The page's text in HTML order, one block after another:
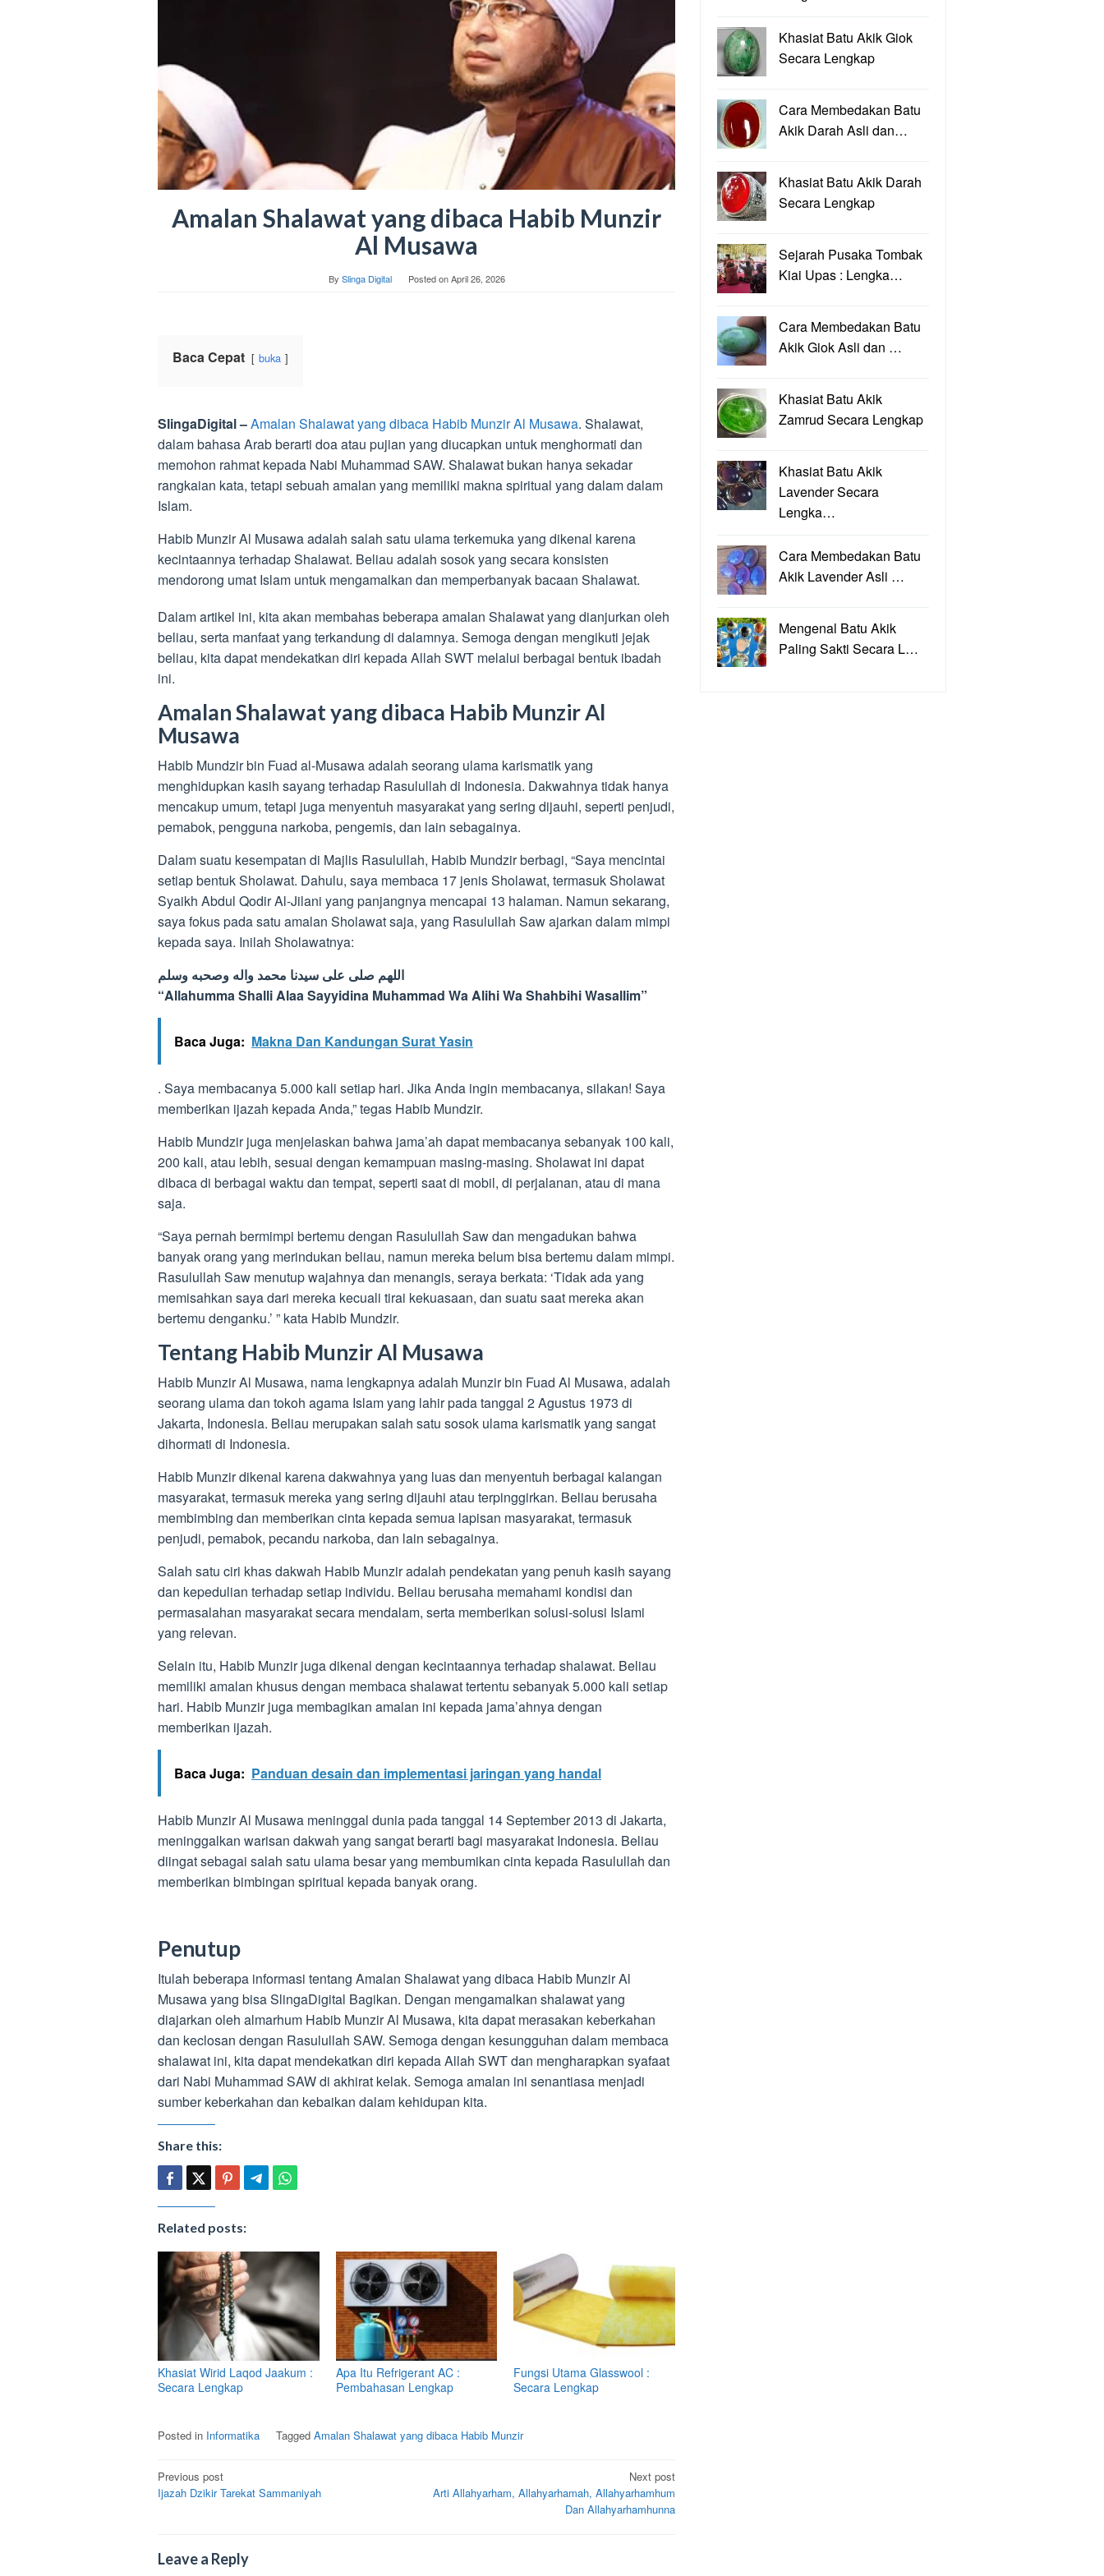
Amalan Shalawat yang dibaca Habib Munzir
Al Musawa
By Slinga Digital Posted onApril 26, 2026
Baca Cepat buka
SlingaDigital –Amalan Shalawat yang dibaca Habib Munzir Al Musawa. Shalawat,
dalam bahasa Arab berarti doa atau pujian yang diucapkan untuk menghormati dan
memohon rahmat kepada Nabi Muhammad SAW. Shalawat bukan hanya sekadar
rangkaian kata, tetapi sebuah amalan yang memiliki makna spiritual yang dalam dalam
Islam.
Habib Munzir Al Musawa adalah salah satu ulama terkemuka yang dikenal karena
kecintaannya terhadap Shalawat. Beliau adalah sosok yang secara konsisten
mendorong umat Islam untuk mengamalkan dan memperbanyak bacaan Shalawat.
Dalam artikel ini, kita akan membahas beberapa amalan Shalawat yang dianjurkan oleh
beliau, serta manfaat yang terkandung di dalamnya. Semoga dengan mengikuti jejak
beliau, kita dapat mendekatkan diri kepada Allah SWT melalui berbagai bentuk ibadah
ini.
Amalan Shalawat yang dibaca Habib Munzir Al
Musawa
Habib Mundzir bin Fuad al-Musawa adalah seorang ulama karismatik yang
menghidupkan kasih sayang terhadap Rasulullah di Indonesia. Dakwahnya tidak hanya
mencakup umum, tetapi juga menyentuh masyarakat yang sering dijauhi, seperti penjudi,
pemabok, pengguna narkoba, pengemis, dan lain sebagainya.
Dalam suatu kesempatan di Majlis Rasulullah, Habib Mundzir berbagi, “Saya mencintai
setiap bentuk Sholawat. Dahulu, saya membaca 17 jenis Sholawat, termasuk Sholawat
Syaikh Abdul Qodir Al-Jilani yang panjangnya mencapai 13 halaman. Namun sekarang,
saya fokus pada satu amalan Sholawat saja, yang Rasulullah Saw ajarkan dalam mimpi
kepada saya. Inilah Sholawatnya:
اللهم صلى على سيدنا محمد واله وصحبه وسلم
“Allahumma Shalli Alaa Sayyidina Muhammad Wa Alihi Wa Shahbihi Wasallim”
Baca Juga: Makna Dan Kandungan Surat Yasin
. Saya membacanya 5.000 kali setiap hari. Jika Anda ingin membacanya, silakan! Saya
memberikan ijazah kepada Anda,” tegas Habib Mundzir.
Habib Mundzir juga menjelaskan bahwa jama’ah dapat membacanya sebanyak 100 kali,
200 kali, atau lebih, sesuai dengan kemampuan masing-masing. Sholawat ini dapat
dibaca di berbagai waktu dan tempat, seperti saat di mobil, di perjalanan, atau di mana
saja.
“Saya pernah bermimpi bertemu dengan Rasulullah Saw dan mengadukan bahwa
banyak orang yang merindukan beliau, namun mereka belum bisa bertemu dalam mimpi.
Rasulullah Saw menutup wajahnya dan menangis, seraya berkata: ‘Tidak ada yang
memisahkan saya dari mereka kecuali tirai kekuasaan, dan suatu saat mereka akan
bertemu denganku.’ ” kata Habib Mundzir.
Tentang Habib Munzir Al Musawa
Habib Munzir Al Musawa, nama lengkapnya adalah Munzir bin Fuad Al Musawa, adalah
seorang ulama dan tokoh agama Islam yang lahir pada tanggal 2 Agustus 1973 di
Jakarta, Indonesia. Beliau merupakan salah satu sosok ulama karismatik yang sangat
dihormati di Indonesia.
Habib Munzir dikenal karena dakwahnya yang luas dan menyentuh berbagai kalangan
masyarakat, termasuk mereka yang sering dijauhi atau terpinggirkan. Beliau berusaha
membimbing dan memberikan cinta kepada semua lapisan masyarakat, termasuk
penjudi, pemabok, pecandu narkoba, dan lain sebagainya.
Salah satu ciri khas dakwah Habib Munzir adalah pendekatan yang penuh kasih sayang
dan kepedulian terhadap setiap individu. Beliau berusaha memahami kondisi dan
permasalahan masyarakat secara mendalam, serta memberikan solusi-solusi Islami
yang relevan.
Selain itu, Habib Munzir juga dikenal dengan kecintaannya terhadap shalawat. Beliau
memiliki amalan khusus dengan membaca shalawat tertentu sebanyak 5.000 kali setiap
hari. Habib Munzir juga membagikan amalan ini kepada jama’ahnya dengan
memberikan ijazah.
Baca Juga: Panduan desain dan implementasi jaringan yang handal
Habib Munzir Al Musawa meninggal dunia pada tanggal 14 September 2013 di Jakarta,
meninggalkan warisan dakwah yang sangat berarti bagi masyarakat Indonesia. Beliau
diingat sebagai salah satu ulama besar yang membumikan cinta kepada Rasulullah dan
memberikan bimbingan spiritual kepada banyak orang.
Penutup
Itulah beberapa informasi tentang Amalan Shalawat yang dibaca Habib Munzir Al
Musawa yang bisa SlingaDigital Bagikan. Dengan mengamalkan shalawat yang
diajarkan oleh almarhum Habib Munzir Al Musawa, kita dapat merasakan keberkahan
dan keclosan dengan Rasulullah SAW. Semoga dengan kesungguhan dalam membaca
shalawat ini, kita dapat mendekatkan diri kepada Allah SWT dan mengharapkan syafaat
dari Nabi Muhammad SAW di akhirat kelak. Semoga amalan ini senantiasa menjadi
sumber keberkahan dan kebaikan dalam kehidupan kita.
Share this:
Related posts:
Khasiat Wirid Laqod Jaakum :
Secara Lengkap
Apa Itu Refrigerant AC :
Pembahasan Lengkap
Fungsi Utama Glasswool :
Secara Lengkap
Posted in Informatika Tagged Amalan Shalawat yang dibaca Habib Munzir
Post
navigation
Previous post
Ijazah Dzikir Tarekat Sammaniyah
Next post
Arti Allahyarham, Allahyarhamah, Allahyarhamhum
Dan Allahyarhamhunna
Leave a Reply
Khasiat Batu Akik Giok
Secara Lengkap
Cara Membedakan Batu
Akik Darah Asli dan…
Khasiat Batu Akik Darah
Secara Lengkap
Sejarah Pusaka Tombak
Kiai Upas : Lengka…
Cara Membedakan Batu
Akik Giok Asli dan …
Khasiat Batu Akik
Zamrud Secara Lengkap
Khasiat Batu Akik
Lavender Secara
Lengka…
Cara Membedakan Batu
Akik Lavender Asli …
Mengenal Batu Akik
Paling Sakti Secara L…